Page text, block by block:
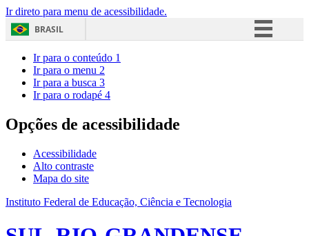
Ir direto para menu de acessibilidade.
BRASIL
Acesso à informação
Ir para o conteúdo 1
Ir para o menu 2
Ir para a busca 3
Ir para o rodapé 4
Opções de acessibilidade
Acessibilidade
Alto contraste
Mapa do site
Instituto Federal de Educação, Ciência e Tecnologia